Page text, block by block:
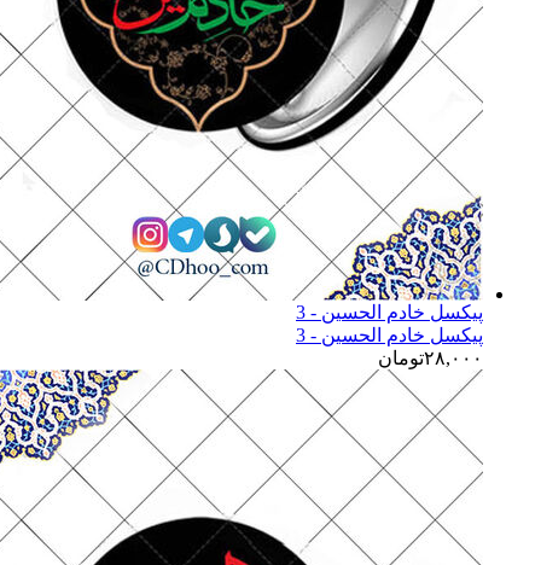
پیکسل خادم الحسین - 3
پیکسل خادم الحسین - 3
۲۸,۰۰۰تومان